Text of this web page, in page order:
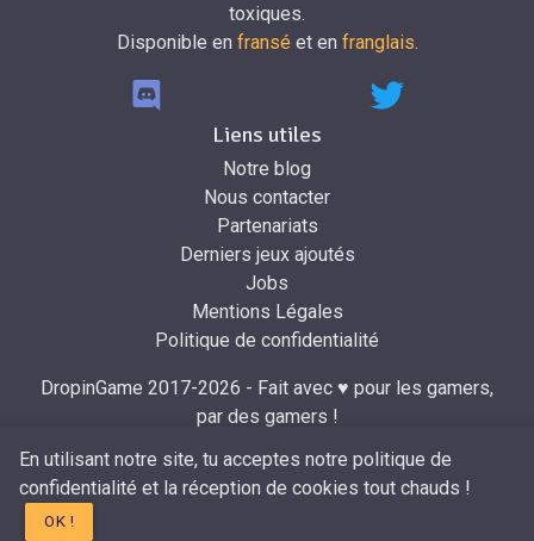
En utilisant notre site, tu acceptes notre politique de
confidentialité et la réception de cookies tout chauds !
OK !
toxiques.
Disponible en fransé et en franglais.
Liens utiles
Notre blog
Nous contacter
Partenariats
Derniers jeux ajoutés
Jobs
Mentions Légales
Politique de confidentialité
DropinGame 2017-2026 - Fait avec ♥ pour les gamers,
par des gamers !